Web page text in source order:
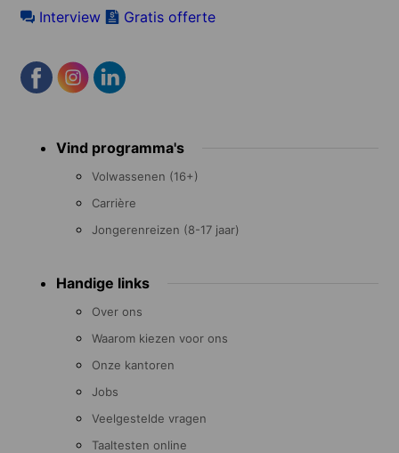
Interview Gratis offerte
menuVind programma's
Volwassenen (16+)
Carrière
Jongerenreizen (8-17 jaar)
Handige links
Over ons
Waarom kiezen voor ons
Onze kantoren
Jobs
Veelgestelde vragen
Taaltesten online